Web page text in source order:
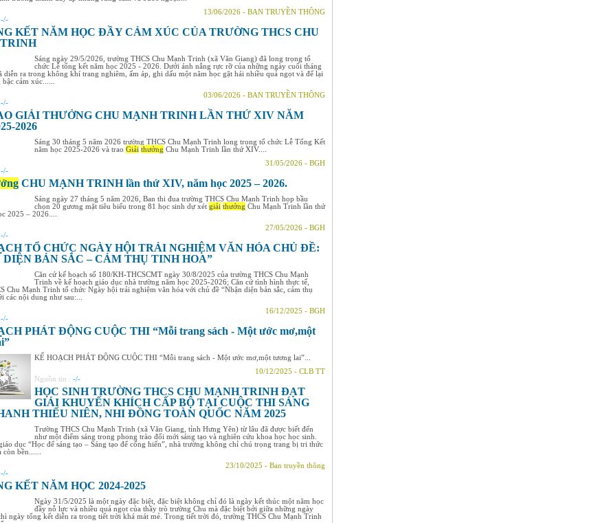
13/06/2026 - BAN TRUYỀN THÔNG
-/-
KẾT NĂM HỌC ĐẦY CẢM XÚC CỦA TRƯỜNG THCS CHU
Sáng ngày 29/5/2026, trường THCS Chu Mạnh Trinh (xã Văn Giang) đã long trọng tổ
chức Lễ tổng kết năm học 2025 - 2026. Dưới ánh nắng rực rỡ của những ngày cuối tháng
diễn ra trong không khí trang nghiêm, ấm áp, ghi dấu một năm học gặt hái nhiều quả ngọt và để lại
cảm xúc......
03/06/2026 - BAN TRUYỀN THÔNG
-/-
GIẢI THƯỞNG CHU MẠNH TRINH LẦN THỨ XIV NĂM
2026
Sáng 30 tháng 5 năm 2026 trường THCS Chu Mạnh Trinh long trọng tổ chức Lễ Tổng Kết
năm học 2025-2026 và trao Giải thưởng Chu Mạnh Trinh lần thứ XIV....
31/05/2026 - BGH
-/-
CHU MẠNH TRINH lần thứ XIV, năm học 2025 – 2026.
Sáng ngày 27 tháng 5 năm 2026, Ban thi đua trường THCS Chu Mạnh Trinh họp bầu
chọn 20 gương mặt tiêu biểu trong 81 học sinh dự xét giải thưởng Chu Mạnh Trinh lần thứ
2025 – 2026....
27/05/2026 - BGH
-/-
TỔ CHỨC NGÀY HỘI TRẢI NGHIỆM VĂN HÓA CHỦ ĐỀ:
DIỆN BẢN SẮC – CẢM THỤ TINH HOA”
Căn cứ kế hoạch số 180/KH-THCSCMT ngày 30/8/2025 của trường THCS Chu Mạnh
Trinh về kế hoạch giáo dục nhà trường năm học 2025-2026; Căn cứ tình hình thực tế,
Chu Mạnh Trinh tổ chức Ngày hội trải nghiệm văn hóa với chủ đề “Nhận diện bản sắc, cảm thụ
các nội dung như sau:...
16/12/2025 - BGH
-/-
PHÁT ĐỘNG CUỘC THI “Mỗi trang sách - Một ước mơ,một
KẾ HOẠCH PHÁT ĐỘNG CUỘC THI “Mỗi trang sách - Một ước mơ,một tương lai”...
10/12/2025 - CLB TT
Nguồn tin : -/-
HỌC SINH TRƯỜNG THCS CHU MẠNH TRINH ĐẠT
GIẢI KHUYẾN KHÍCH CẤP BỘ TẠI CUỘC THI SÁNG
THIẾU NIÊN, NHI ĐỒNG TOÀN QUỐC NĂM 2025
Trường THCS Chu Mạnh Trinh (xã Văn Giang, tỉnh Hưng Yên) từ lâu đã được biết đến
như một điểm sáng trong phong trào đổi mới sáng tạo và nghiên cứu khoa học học sinh.
dục “Học để sáng tạo – Sáng tạo để cống hiến”, nhà trường không chỉ chú trọng trang bị tri thức
bền......
23/10/2025 - Ban truyền thông
-/-
KẾT NĂM HỌC 2024-2025
Ngày 31/5/2025 là một ngày đặc biệt, đặc biệt không chỉ đó là ngày kết thúc một năm học
đầy nỗ lực và nhiều quả ngọt của thầy trò trường Chu mà đặc biệt bởi giữa những ngày
ngày tổng kết diễn ra trong tiết trời khá mát mẻ. Trong tiết trời đó, trường THCS Chu Mạnh Trinh